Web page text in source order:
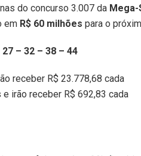
do concurso 3.007 da Mega-
em R$ 60 milhões para o
– 32 – 38 – 44
receber R$ 23.778,68 cada
irão receber R$ 692,83 cada